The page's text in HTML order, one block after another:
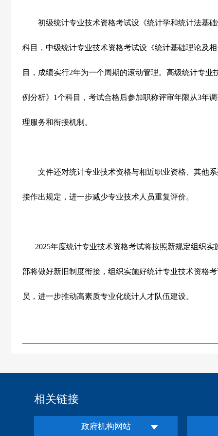
初级统计专业技术资格考试设《统计学和统计法基础
科目，中级统计专业技术资格考试设《统计基础理论及
目，成绩实行2年为一个周期的滚动管理。高级统计专业
例分析》 1个科目，考试合格后参加职称评审年限从3年
理服务和衔接机制。
文件还对统计专业技术资格与相近职业资格、其他系
接作出规定，进一步减少专业技术人员重复评价。
2025年度统计专业技术资格考试将按照新规定组织
部将做好新旧制度衔接，组织实施好统计专业技术资格
员，进一步推动高素质专业化统计人才队伍建设。
相关链接
政府机构网站